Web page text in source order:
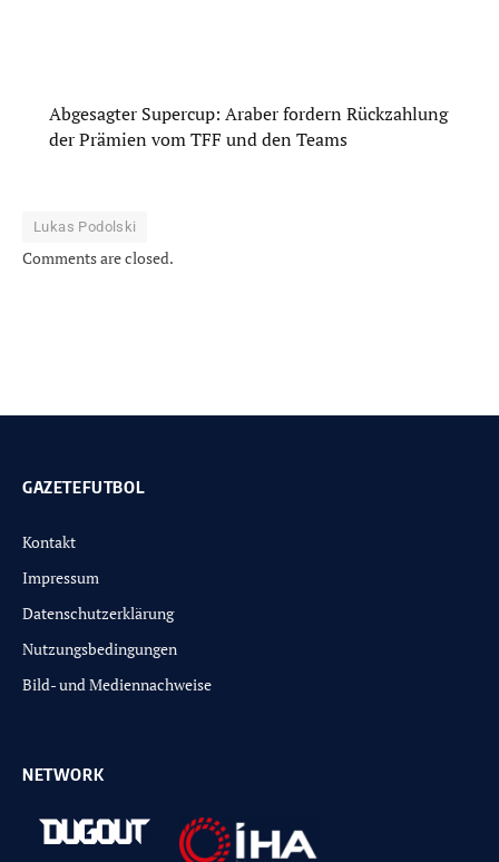
Abgesagter Supercup: Araber fordern Rückzahlung
der Prämien vom TFF und den Teams
Lukas Podolski
Comments are closed.
GAZETEFUTBOL
Kontakt
Impressum
Datenschutzerklärung
Nutzungsbedingungen
Bild- und Mediennachweise
NETWORK